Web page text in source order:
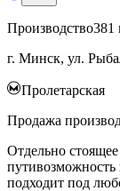
Производство381
г. Минск, ул.
Пролетарская
Продажа
Отдельно
подходит под